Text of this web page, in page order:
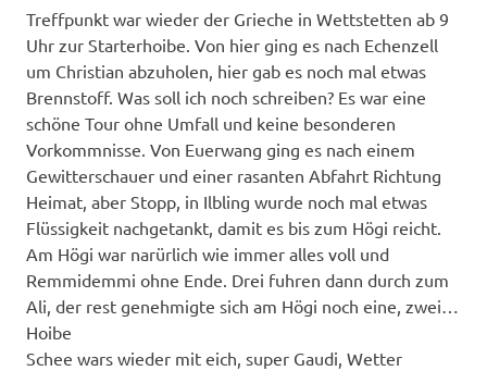
Treffpunkt war wieder der Grieche in Wettstetten ab 9
Uhr zur Starterhoibe. Von hier ging es nach Echenzell
um Christian abzuholen, hier gab es noch mal etwas
Brennstoff. Was soll ich noch schreiben? Es war eine
schöne Tour ohne Umfall und keine besonderen
Vorkommnisse. Von Euerwang ging es nach einem
Gewitterschauer und einer rasanten Abfahrt Richtung
Heimat, aber Stopp, in Ilbling wurde noch mal etwas
Flüssigkeit nachgetankt, damit es bis zum Högi reicht.
Am Högi war narürlich wie immer alles voll und
Remmidemmi ohne Ende. Drei fuhren dann durch zum
Ali, der rest genehmigte sich am Högi noch eine, zwei…
Hoibe
Schee wars wieder mit eich, super Gaudi, Wetter